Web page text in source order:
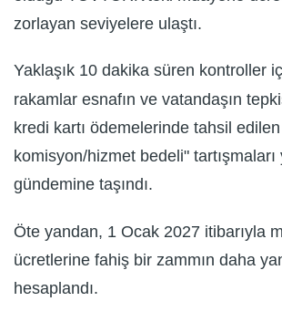
zorlayan seviyelere ulaştı.
Yaklaşık 10 dakika süren kontroller
rakamlar esnafın ve vatandaşın
kredi kartı ödemelerinde tahsil
komisyon/hizmet bedeli"
gündemine taşındı.
Öte yandan, 1 Ocak 2027 itibarıyla
ücretlerine fahiş bir zammın daha
hesaplandı.